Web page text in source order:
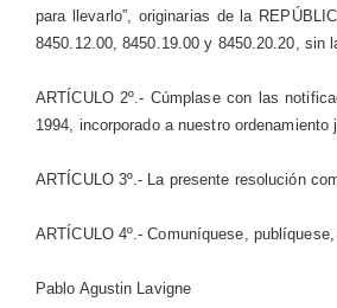
para llevarlo”, originarias de la
8450.12.00, 8450.19.00 y 8450.20.20, sin
ARTÍCULO 2º.- Cúmplase con las
1994, incorporado a nuestro
ARTÍCULO 3º.- La presente resolución
ARTÍCULO 4º.- Comuníquese,
Pablo Agustin Lavigne